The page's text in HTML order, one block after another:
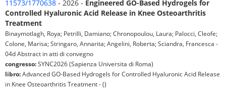
11573/1770638 - 2026 - Engineered GO-Based Hydrogels for
Controlled Hyaluronic Acid Release in Knee Osteoarthritis
Treatment
Binaymotlagh, Roya; Petrilli, Damiano; Chronopoulou, Laura; Palocci, Cleofe;
Colone, Marisa; Stringaro, Annarita; Angelini, Roberta; Sciandra, Francesca -
04d Abstract in atti di convegno
congresso:SYNC2026 (Sapienza Universita di Roma)
libro:Advanced GO-Based Hydrogels for Controlled Hyaluronic Acid Release
in Knee Osteoarthritis Treatment - ()